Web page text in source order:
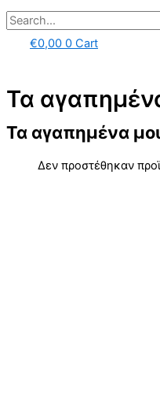
€0,00 0 Cart
Τα
Τα αγαπημένα
Δεν προστέθηκαν